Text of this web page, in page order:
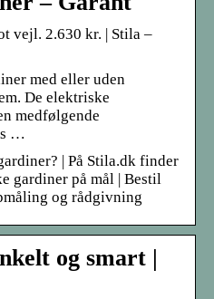
vejl. 2.630 kr. | Stila –
med eller uden
De elektriske
medfølgende
…
| På Stila.dk finder
gardiner på mål | Bestil
og rådgivning
og smart |